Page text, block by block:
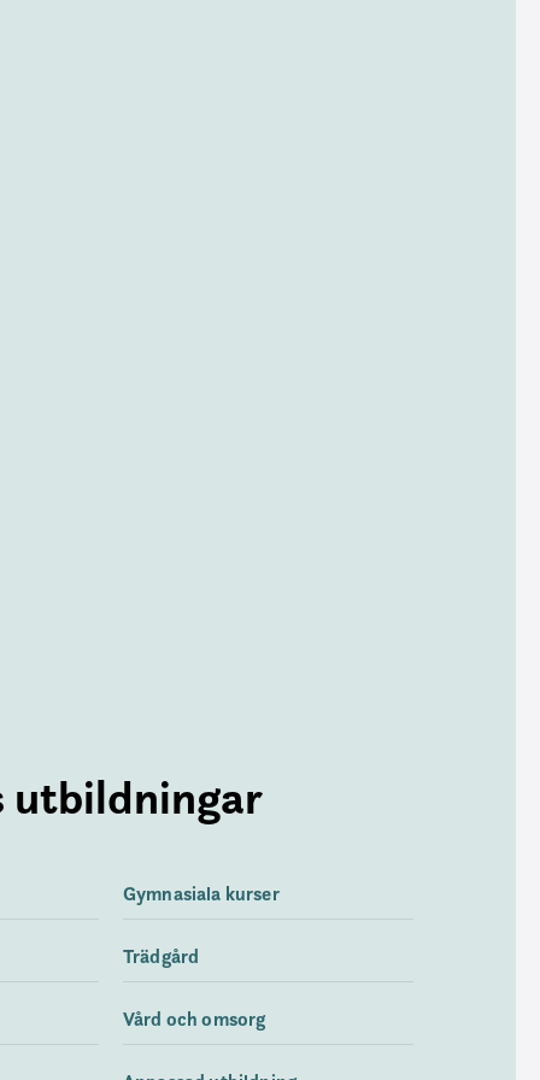
utbildningar
Gymnasiala kurser
Trädgård
Vård och omsorg